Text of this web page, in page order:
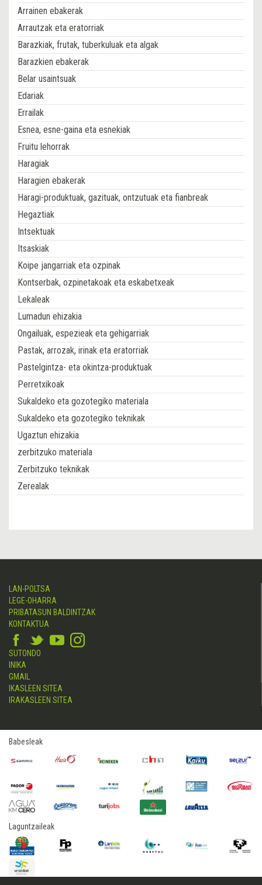
Arrainen ebakerak
Arrautzak eta eratorriak
Barazkiak, frutak, tuberkuluak eta algak
Barazkien ebakerak
Belar usaintsuak
Edariak
Errailak
Esnea, esne-gaina eta esnekiak
Fruitu lehorrak
Haragiak
Haragien ebakerak
Haragi-produktuak, gazituak, ontzutuak eta fianbreak
Hegaztiak
Intsektuak
Itsaskiak
Koipe jangarriak eta ozpinak
Kontserbak, ozpinetakoak eta eskabetxeak
Lekaleak
Lumadun ehizakia
Ongailuak, espezieak eta gehigarriak
Pastak, arrozak, irinak eta eratorriak
Pastelgintza- eta okintza-produktuak
Perretxikoak
Sukaldeko eta gozotegiko materiala
Sukaldeko eta gozotegiko teknikak
Ugaztun ehizakia
zerbitzuko materiala
Zerbitzuko teknikak
Zerealak
LAN-POLTSA
LEGE-OHARRA
PRIBATASUN BALDINTZAK
KONTAKTUA
SUTONDO
INIKA
GMAIL
IKASLEEN SITEA
IRAKASLEEN SITEA
Babesleak
Laguntzaileak